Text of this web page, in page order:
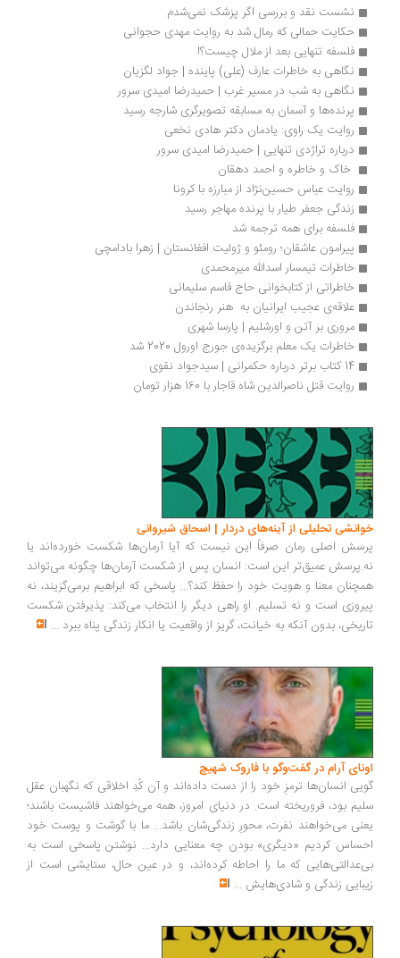
نشست نقد و بررسی اگر پزشک نمی‌شدم
حکایت حمالی که رمال شد به روایت مهدی حجوانی
فلسفه تنهایی بعد از ملال چیست؟!
نگاهی به خاطرات عارف (علی) پاینده | جواد لگزیان
نگاهی به شب در مسیر غرب | حمیدرضا امیدی سرور
پرنده‌ها و آسمان به مسابقه تصویرگری شارجه رسید
روایت یک راوی: یادمان دکتر هادی نخعی
درباره تراژدی تنهایی | حمیدرضا امیدی سرور
خاک و خاطره و احمد دهقان
روایت عباس حسین‌نژاد از مبارزه با کرونا
زندگی جعفر طیار با پرنده مهاجر رسید
فلسفه برای همه ترجمه شد
پیرامون عاشقان؛ رومئو و ژولیت افغانستان | زهرا بادامچی
خاطرات تیمسار اسدالله میرمحمدی
خاطراتی از کتابخوانی حاج قاسم سلیمانی
علاقه‌ی عجیب ایرانیان به  هنر رنجاندن
مروری بر آتن و اورشلیم | پارسا شهری
خاطرات یک معلم برگزیده‌ی جورج اورول 2020 شد
14 کتاب برتر درباره حکمرانی | سیدجواد نقوی
روایت قتل ناصرالدین شاه قاجار با 160 هزار تومان
خوانشی تحلیلی از آینه‌های دردار | اسحاق شیروانی
پرسش اصلی رمان صرفاً این نیست که آیا آرمان‌ها شکست خورده‌اند یا
نه.پرسش عمیق‌تر این است: انسان پس از شکست آرمان‌ها چگونه می‌تواند
همچنان معنا و هویت خود را حفظ کند؟... پاسخی که ابراهیم برمی‌گزیند، نه
پیروزی است و نه تسلیم. او راهی دیگر را انتخاب می‌کند: پذیرفتن شکست
تاریخی، بدون آنکه به خیانت، گریز از واقعیت یا انکار زندگی پناه ببرد ...
اونای آرام در گفت‌وگو با فاروک شهیچ‭
گویی انسان‌ها ترمزِ خود را از دست داده‌اند و آن کُدِ اخلاقی که نگهبان عقل
سلیم بود، فروریخته است. در دنیای امروز، همه می‌خواهند فاشیست باشند؛
یعنی می‌خواهند نفرت، محورِ زندگی‌شان باشد... ما با گوشت و پوست خود
احساس کردیم «دیگری» بودن چه معنایی دارد... نوشتن پاسخی است به
بی‌عدالتی‌هایی که ما را احاطه کرده‌اند، و در عین حال، ستایشی است از
زیبایی زندگی و شادی‌هایش ...